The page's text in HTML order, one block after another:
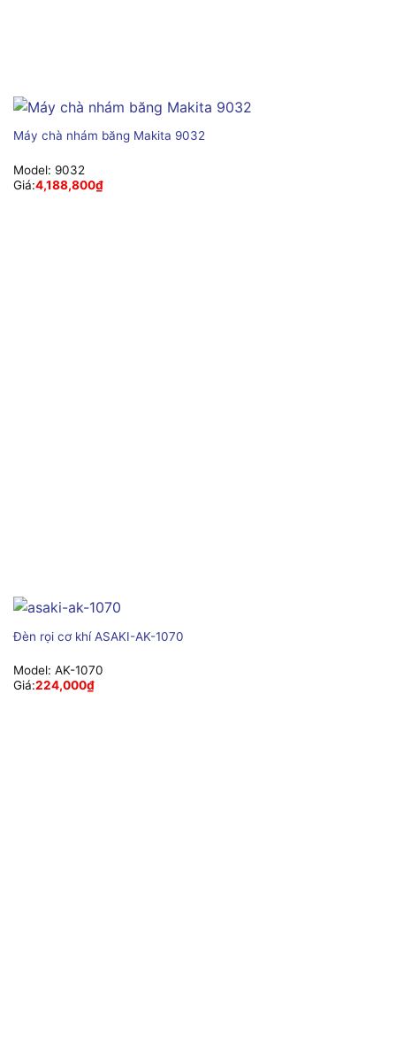
Máy chà nhám băng Makita 9032
Model: 9032
Giá:4,188,800₫
Đèn rọi cơ khí ASAKI-AK-1070
Model: AK-1070
Giá:224,000₫